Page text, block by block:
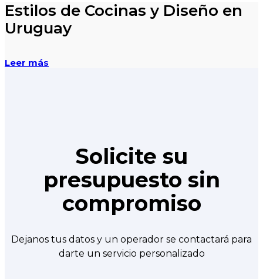
Estilos de Cocinas y Diseño en
Uruguay
Leer más
Solicite su
presupuesto sin
compromiso
Dejanos tus datos y un operador se contactará para
darte un servicio personalizado